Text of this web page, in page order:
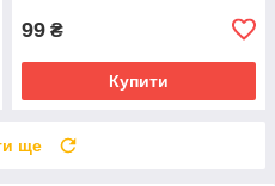
99 ₴
Купити
ще